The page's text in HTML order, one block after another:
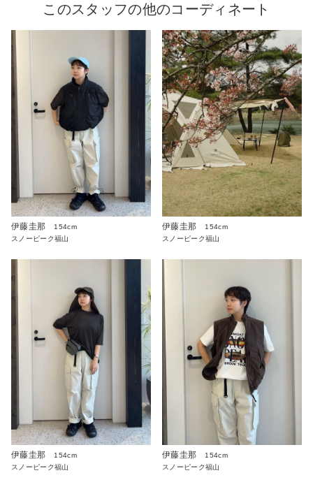
このスタッフの他のコーディネート
伊藤圭那
154cm
スノーピーク福山
伊藤圭那
154cm
スノーピーク福山
伊藤圭那
154cm
スノーピーク福山
伊藤圭那
154cm
スノーピーク福山